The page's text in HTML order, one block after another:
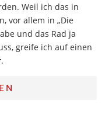
Weil ich das in
vor allem in „Die
und das Rad ja
greife ich auf einen
.